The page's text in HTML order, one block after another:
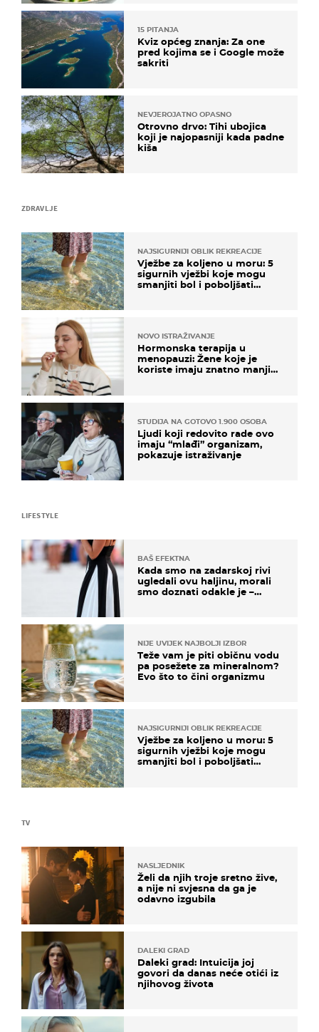
ZDRAVLJE
NAJSIGURNIJI OBLIK REKREACIJE
Vježbe za koljeno u moru: 5
sigurnih vježbi koje mogu
smanjiti bol i poboljšati
NOVO ISTRAŽIVANJE
Hormonska terapija u
menopauzi: Žene koje je
koriste imaju znatno manji
STUDIJA NA GOTOVO 1.900 OSOBA
Ljudi koji redovito rade ovo
imaju “mlađi” organizam,
pokazuje istraživanje
TV
NASLJEDNIK
Želi da njih troje sretno žive,
a nije ni svjesna da ga je
odavno izgubila
DALEKI GRAD
Daleki grad: Intuicija joj
govori da danas neće otići iz
njihovog života
15 PITANJA
Kviz općeg znanja: Za one
pred kojima se i Google može
sakriti
NEVJEROJATNO OPASNO
Otrovno drvo: Tihi ubojica
koji je najopasniji kada padne
kiša
LIFESTYLE
BAŠ EFEKTNA
Kada smo na zadarskoj rivi
ugledali ovu haljinu, morali
smo doznati odakle je –
NIJE UVIJEK NAJBOLJI IZBOR
Teže vam je piti običnu vodu
pa posežete za mineralnom?
Evo što to čini organizmu
NAJSIGURNIJI OBLIK REKREACIJE
Vježbe za koljeno u moru: 5
sigurnih vježbi koje mogu
smanjiti bol i poboljšati